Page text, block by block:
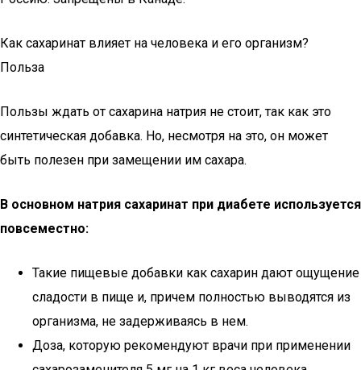
Как сахаринат влияет на человека и его организм?
Польза
Пользы ждать от сахарина натрия не стоит, так как это
синтетическая добавка. Но, несмотря на это, он может
быть полезен при замещении им сахара.
В основном натрия сахаринат при диабете используется
повсеместно:
Такие пищевые добавки как сахарин дают ощущение
сладости в пище и, причем полностью выводятся из
организма, не задерживаясь в нем.
Доза, которую рекомендуют врачи при применении